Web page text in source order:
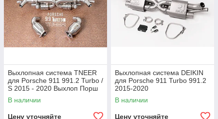
Выхлопная система TNEER
для Porsche 911 991.2 Turbo /
S 2015 - 2020 Выхлоп Порш
В наличии
Цену уточняйте
Выхлопная система DEIKIN
для Porsche 911 Turbo 991.2
2015-2020
В наличии
Цену уточняйте